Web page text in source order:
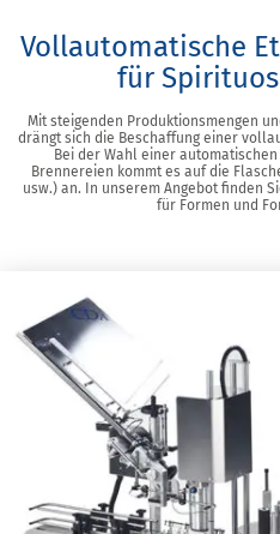
Vollautomatische
für
Mit steigenden Produktionsmengen
drängt sich die Beschaffung einer
Bei der Wahl einer
Brennereien kommt es auf die
usw.) an. In unserem Angebot finden
für Formen und